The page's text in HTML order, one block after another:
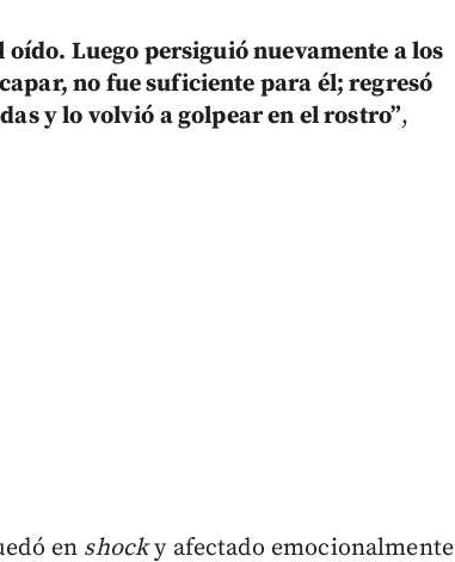
Luego persiguió nuevamente a los
no fue suficiente para él; regresó
y lo volvió a golpear en el rostro”,
en shocky afectado emocionalmente